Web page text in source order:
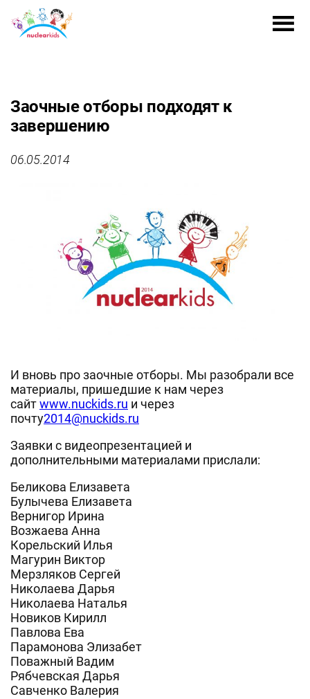
Заочные отборы подходят к
завершению
06.05.2014
И вновь про заочные отборы. Мы разобрали все
материалы, пришедшие к нам через
сайтwww.nuckids.ru и через
почту2014@nuckids.ru
Заявки с видеопрезентацией и
дополнительными материалами прислали:
Беликова Елизавета
Булычева Елизавета
Вернигор Ирина
Возжаева Анна
Корельский Илья
Магурин Виктор
Мерзляков Сергей
Николаева Дарья
Николаева Наталья
Новиков Кирилл
Павлова Ева
Парамонова Элизабет
Поважный Вадим
Рябчевская Дарья
Савченко Валерия